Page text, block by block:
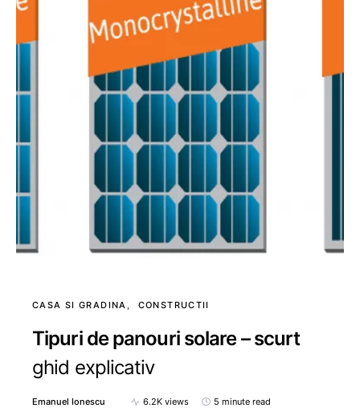
CASA SI GRADINA CONSTRUCTII
Tipuri de panouri solare – scurt
ghid explicativ
Emanuel Ionescu 6.2K views 5 minute read